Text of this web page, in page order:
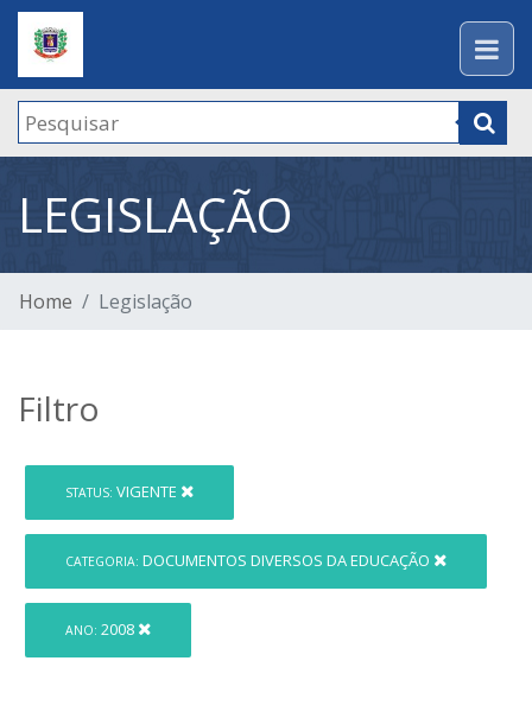
LEGISLAÇÃO
Home Legislação
Filtro
STATUS: VIGENTE
CATEGORIA: DOCUMENTOS DIVERSOS DA EDUCAÇÃO
ANO: 2008